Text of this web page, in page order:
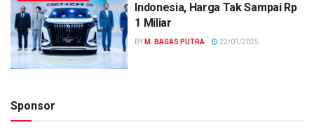
Indonesia, Harga Tak Sampai Rp
1 Miliar
BY M. BAGAS PUTRA 22/01/2025
Sponsor